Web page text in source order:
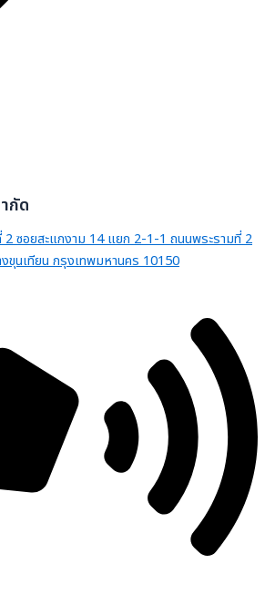
กัด
2 ซอยสะแกงาม 14 แยก 2-1-1 ถนนพระรามที่ 2
ขุนเทียน กรุงเทพมหานคร 10150